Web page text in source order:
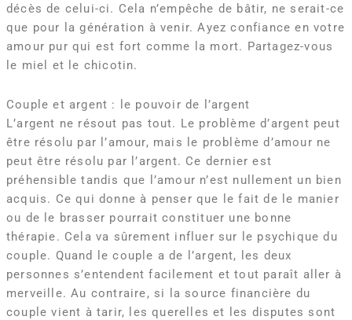
décès de celui-ci. Cela n’empêche de bâtir, ne serait-ce
que pour la génération à venir. Ayez confiance en votre
amour pur qui est fort comme la mort. Partagez-vous
le miel et le chicotin.
Couple et argent : le pouvoir de l’argent
L’argent ne résout pas tout. Le problème d’argent peut
être résolu par l’amour, mais le problème d’amour ne
peut être résolu par l’argent. Ce dernier est
préhensible tandis que l’amour n’est nullement un bien
acquis. Ce qui donne à penser que le fait de le manier
ou de le brasser pourrait constituer une bonne
thérapie. Cela va sûrement influer sur le psychique du
couple. Quand le couple a de l’argent, les deux
personnes s’entendent facilement et tout paraît aller à
merveille. Au contraire, si la source financière du
couple vient à tarir, les querelles et les disputes sont